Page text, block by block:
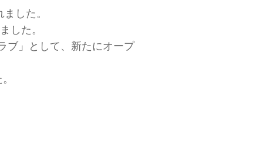
した。
した。
ブ」として、新たにオープ